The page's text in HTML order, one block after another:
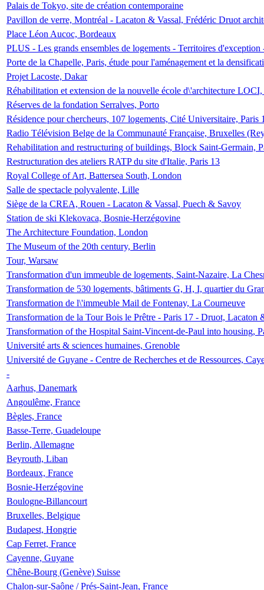
Palais de Tokyo, site de création contemporaine
Pavillon de verre, Montréal - Lacaton & Vassal, Frédéric Druot
Place Léon Aucoc, Bordeaux
PLUS - Les grands ensembles de logements - Territoires
Porte de la Chapelle, Paris, étude pour l'aménagement et la
Projet Lacoste, Dakar
Réhabilitation et extension de la nouvelle école d\'architecture
Réserves de la fondation Serralves, Porto
Résidence pour chercheurs, 107 logements, Cité Universitaire, Paris
Radio Télévision Belge de la Communauté Française, Bruxelles
Rehabilitation and restructuring of buildings, Block Saint-Germain,
Restructuration des ateliers RATP du site d'Italie, Paris 13
Royal College of Art, Battersea South, London
Salle de spectacle polyvalente, Lille
Siège de la CREA, Rouen - Lacaton & Vassal, Puech & Savoy
Station de ski Klekovaca, Bosnie-Herzégovine
The Architecture Foundation, London
The Museum of the 20th century, Berlin
Tour, Warsaw
Transformation d'un immeuble de logements, Saint-Nazaire, La
Transformation de 530 logements, bâtiments G, H, I, quartier du
Transformation de l\'immeuble Mail de Fontenay, La Courneuve
Transformation de la Tour Bois le Prêtre - Paris 17 - Druot, Lacaton
Transformation of the Hospital Saint-Vincent-de-Paul into housing,
Université arts & sciences humaines, Grenoble
Université de Guyane - Centre de Recherches et de Ressources,
-
Aarhus, Danemark
Angoulême, France
Bègles, France
Basse-Terre, Guadeloupe
Berlin, Allemagne
Beyrouth, Liban
Bordeaux, France
Bosnie-Herzégovine
Boulogne-Billancourt
Bruxelles, Belgique
Budapest, Hongrie
Cap Ferret, France
Cayenne, Guyane
Chêne-Bourg (Genève) Suisse
Chalon-sur-Saône / Prés-Saint-Jean, France